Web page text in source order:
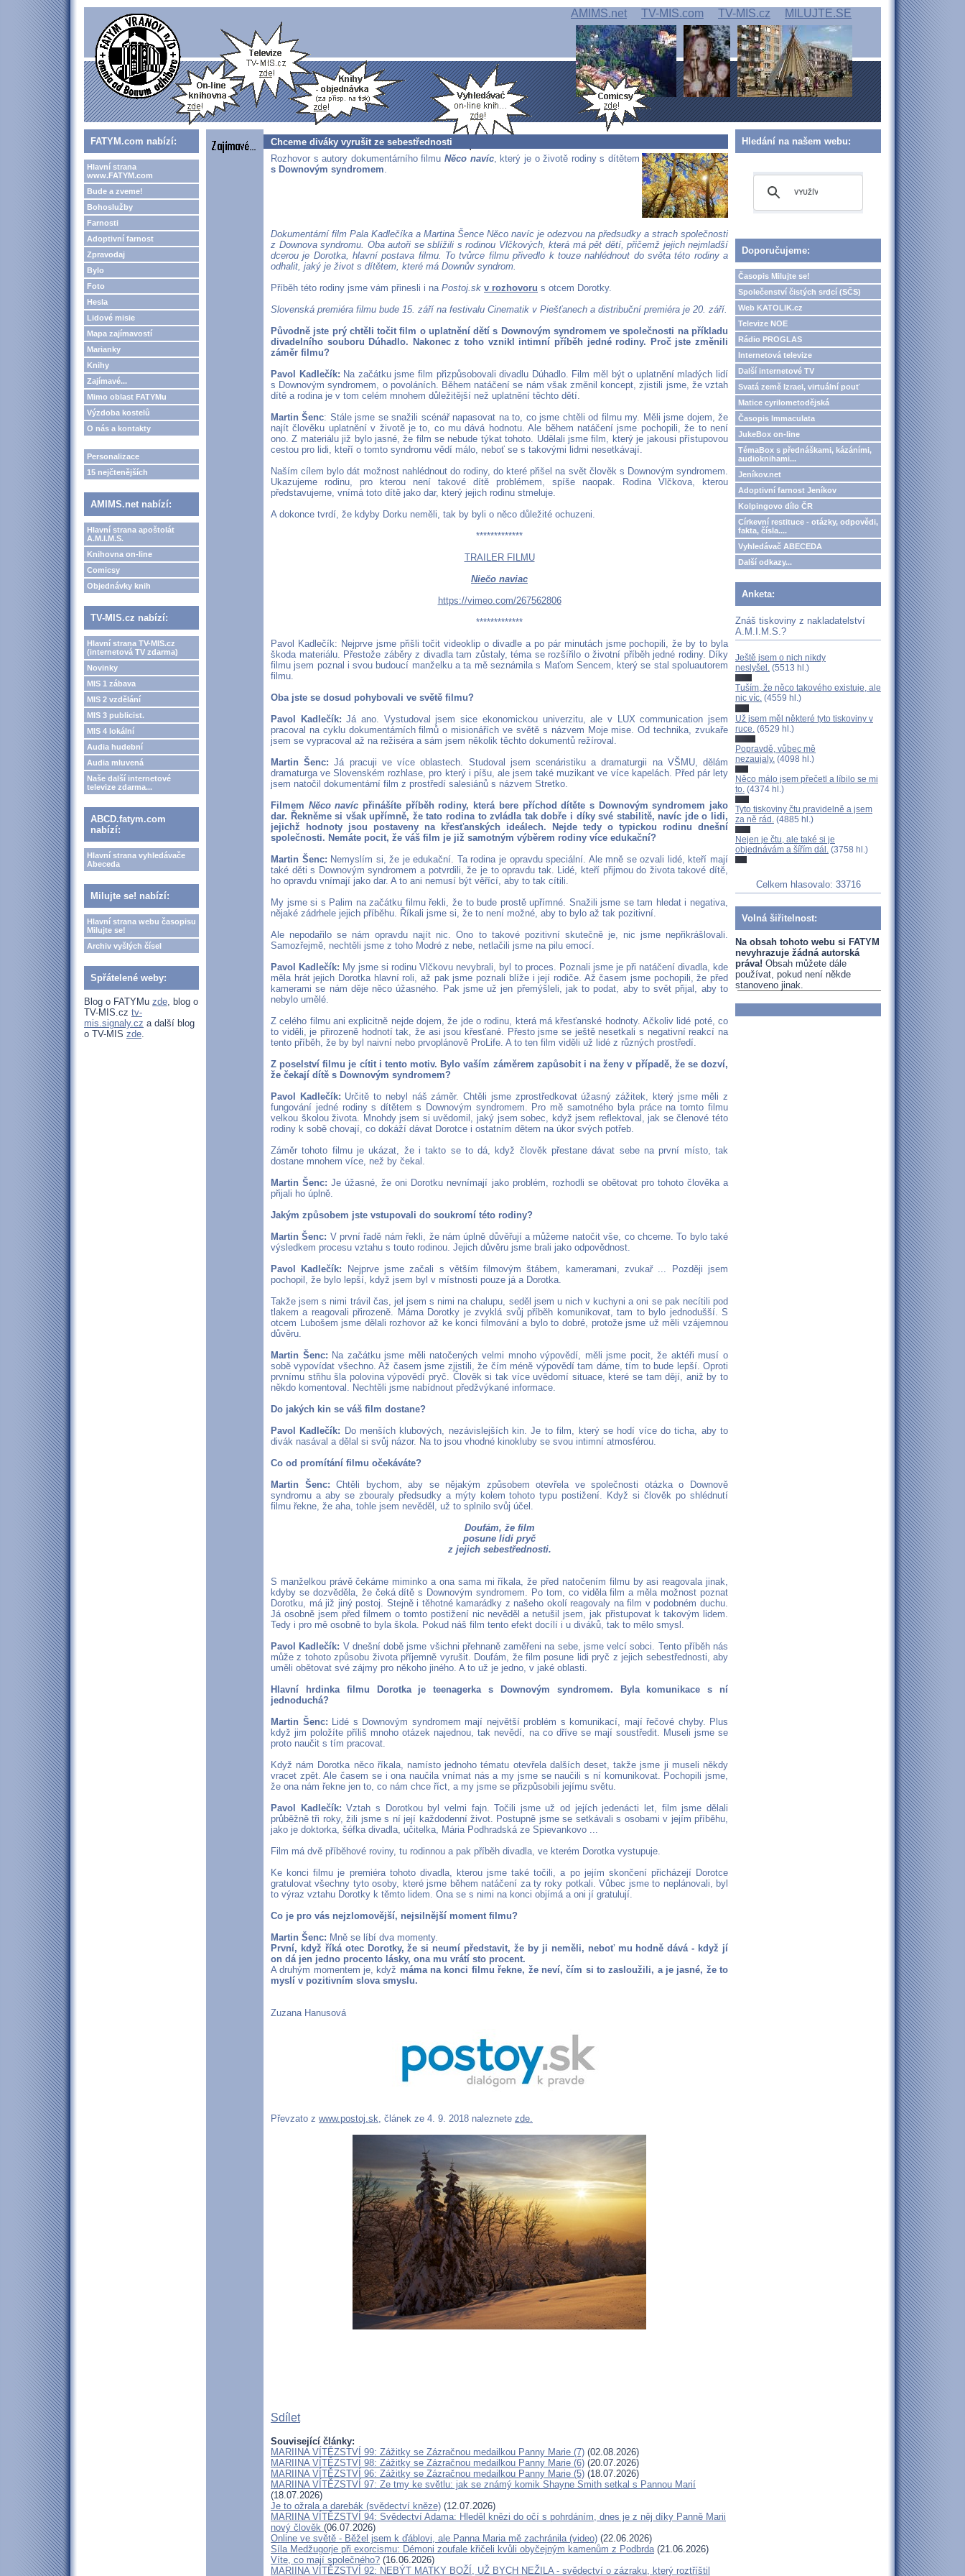
AMIMS.net TV-MIS.com TV-MIS.cz MILUJTE.SE
FATYM.com nabízí:
Hlavní strana
www.FATYM.com
Bude a zveme!
Bohoslužby
Farnosti
Adoptivní farnost
Zpravodaj
Bylo
Foto
Hesla
Lidové misie
Mapa zajímavostí
Marianky
Knihy
Zajímavé...
Mimo oblast FATYMu
Výzdoba kostelů
O nás a kontakty
Personalizace
15 nejčtenějších
AMIMS.net nabízí:
Hlavní strana apoštolát
A.M.I.M.S.
Knihovna on-line
Comicsy
Objednávky knih
TV-MIS.cz nabízí:
Hlavní strana TV-MIS.cz
(internetová TV zdarma)
Novinky
MIS 1 zábava
MIS 2 vzdělání
MIS 3 publicist.
MIS 4 lokální
Audia hudební
Audia mluvená
Naše další internetové
televize zdarma...
ABCD.fatym.com
nabízí:
Hlavní strana vyhledávače
Abeceda
Milujte se! nabízí:
Hlavní strana webu časopisu
Milujte se!
Archiv vyšlých čísel
Spřátelené weby:
Blog o FATYMu zde, blog o
TV-MIS.cz tv-
mis.signaly.cz a další blog
o TV-MIS zde.
Chceme diváky vyrušit ze sebestřednosti
Rozhovor s autory dokumentárního filmuNěco navíc, který je o životě rodiny s dítětem
s Downovým syndromem.
Dokumentární film Pala Kadlečíka a Martina Šence Něco navíc je odezvou na předsudky a strach společnosti
z Downova syndromu. Oba autoři se sblížili s rodinou Vlčkových, která má pět dětí, přičemž jejich nejmladší
dcerou je Dorotka, hlavní postava filmu. To tvůrce filmu přivedlo k touze nahlédnout do světa této rodiny a
odhalit, jaký je život s dítětem, které má Downův syndrom.
Příběh této rodiny jsme vám přinesli i na Postoj.sk v rozhovoru s otcem Dorotky.
Slovenská premiéra filmu bude 15. září na festivalu Cinematik v Piešťanech a distribuční premiéra je 20. září.
Původně jste prý chtěli točit film o uplatnění dětí s Downovým syndromem ve společnosti na příkladu
divadelního souboru Dúhadlo. Nakonec z toho vznikl intimní příběh jedné rodiny. Proč jste změnili
záměr filmu?
Pavol Kadlečík: Na začátku jsme film přizpůsobovali divadlu Dúhadlo. Film měl být o uplatnění mladých lidí
s Downovým syndromem, o povoláních. Během natáčení se nám však změnil koncept, zjistili jsme, že vztah
dítě a rodina je v tom celém mnohem důležitější než uplatnění těchto dětí.
Martin Šenc: Stále jsme se snažili scénář napasovat na to, co jsme chtěli od filmu my. Měli jsme dojem, že
najít člověku uplatnění v životě je to, co mu dává hodnotu. Ale během natáčení jsme pochopili, že to není
ono. Z materiálu již bylo jasné, že film se nebude týkat tohoto. Udělali jsme film, který je jakousi přístupovou
cestou pro lidi, kteří o tomto syndromu vědí málo, neboť se s takovými lidmi nesetkávají.
Naším cílem bylo dát možnost nahlédnout do rodiny, do které přišel na svět člověk s Downovým syndromem.
Ukazujeme rodinu, pro kterou není takové dítě problémem, spíše naopak. Rodina Vlčkova, kterou
představujeme, vnímá toto dítě jako dar, který jejich rodinu stmeluje.
A dokonce tvrdí, že kdyby Dorku neměli, tak by byli o něco důležité ochuzeni.
*************
TRAILER FILMU
Niečo naviac
https://vimeo.com/267562806
*************
Pavol Kadlečík: Nejprve jsme přišli točit videoklip o divadle a po pár minutách jsme pochopili, že by to byla
škoda materiálu. Přestože záběry z divadla tam zůstaly, téma se rozšířilo o životní příběh jedné rodiny. Díky
filmu jsem poznal i svou budoucí manželku a ta mě seznámila s Maťom Sencem, který se stal spoluautorem
filmu.
Oba jste se dosud pohybovali ve světě filmu?
Pavol Kadlečík: Já ano. Vystudoval jsem sice ekonomickou univerzitu, ale v LUX communication jsem
pracoval na cyklu dokumentárních filmů o misionářích ve světě s názvem Moje mise. Od technika, zvukaře
jsem se vypracoval až na režiséra a sám jsem několik těchto dokumentů režíroval.
Martin Šenc: Já pracuji ve více oblastech. Studoval jsem scenáristiku a dramaturgii na VŠMU, dělám
dramaturga ve Slovenském rozhlase, pro který i píšu, ale jsem také muzikant ve více kapelách. Před pár lety
jsem natočil dokumentární film z prostředí salesiánů s názvem Stretko.
Filmem Něco navíc přinášíte příběh rodiny, která bere příchod dítěte s Downovým syndromem jako
dar. Řekněme si však upřímně, že tato rodina to zvládla tak dobře i díky své stabilitě, navíc jde o lidi,
jejichž hodnoty jsou postaveny na křesťanských ideálech. Nejde tedy o typickou rodinu dnešní
společnosti. Nemáte pocit, že váš film je již samotným výběrem rodiny více edukační?
Martin Šenc: Nemyslím si, že je edukační. Ta rodina je opravdu speciální. Ale mně se ozvali lidé, kteří mají
také děti s Downovým syndromem a potvrdili, že je to opravdu tak. Lidé, kteří přijmou do života takové dítě,
ho opravdu vnímají jako dar. A to ani nemusí být věřící, aby to tak cítili.
My jsme si s Palim na začátku filmu řekli, že to bude prostě upřímné. Snažili jsme se tam hledat i negativa,
nějaké zádrhele jejich příběhu. Říkali jsme si, že to není možné, aby to bylo až tak pozitivní.
Ale nepodařilo se nám opravdu najít nic. Ono to takové pozitivní skutečně je, nic jsme nepřikrášlovali.
Samozřejmě, nechtěli jsme z toho Modré z nebe, netlačili jsme na pilu emocí.
Pavol Kadlečík: My jsme si rodinu Vlčkovu nevybrali, byl to proces. Poznali jsme je při natáčení divadla, kde
měla hrát jejich Dorotka hlavní roli, až pak jsme poznali blíže i její rodiče. Až časem jsme pochopili, že před
kamerami se nám děje něco úžasného. Pak jsme už jen přemýšleli, jak to podat, aby to svět přijal, aby to
nebylo umělé.
Z celého filmu ani explicitně nejde dojem, že jde o rodinu, která má křesťanské hodnoty. Ačkoliv lidé poté, co
to viděli, je přirozeně hodnotí tak, že asi jsou křesťané. Přesto jsme se ještě nesetkali s negativní reakcí na
tento příběh, že by byl naivní nebo prvoplánově ProLife. A to ten film viděli už lidé z různých prostředí.
Z poselství filmu je cítit i tento motiv. Bylo vaším záměrem zapůsobit i na ženy v případě, že se dozví,
že čekají dítě s Downovým syndromem?
Pavol Kadlečík: Určitě to nebyl náš záměr. Chtěli jsme zprostředkovat úžasný zážitek, který jsme měli z
fungování jedné rodiny s dítětem s Downovým syndromem. Pro mě samotného byla práce na tomto filmu
velkou školou života. Mnohdy jsem si uvědomil, jaký jsem sobec, když jsem reflektoval, jak se členové této
rodiny k sobě chovají, co dokáží dávat Dorotce i ostatním dětem na úkor svých potřeb.
Záměr tohoto filmu je ukázat, že i takto se to dá, když člověk přestane dávat sebe na první místo, tak
dostane mnohem více, než by čekal.
Martin Šenc: Je úžasné, že oni Dorotku nevnímají jako problém, rozhodli se obětovat pro tohoto člověka a
přijali ho úplně.
Jakým způsobem jste vstupovali do soukromí této rodiny?
Martin Šenc: V první řadě nám řekli, že nám úplně důvěřují a můžeme natočit vše, co chceme. To bylo také
výsledkem procesu vztahu s touto rodinou. Jejich důvěru jsme brali jako odpovědnost.
Pavol Kadlečík: Nejprve jsme začali s větším filmovým štábem, kameramani, zvukař ... Později jsem
pochopil, že bylo lepší, když jsem byl v místnosti pouze já a Dorotka.
Takže jsem s nimi trávil čas, jel jsem s nimi na chalupu, seděl jsem u nich v kuchyni a oni se pak necítili pod
tlakem a reagovali přirozeně. Máma Dorotky je zvyklá svůj příběh komunikovat, tam to bylo jednodušší. S
otcem Lubošem jsme dělali rozhovor až ke konci filmování a bylo to dobré, protože jsme už měli vzájemnou
důvěru.
Martin Šenc: Na začátku jsme měli natočených velmi mnoho výpovědí, měli jsme pocit, že aktéři musí o
sobě vypovídat všechno. Až časem jsme zjistili, že čím méně výpovědí tam dáme, tím to bude lepší. Oproti
prvnímu střihu šla polovina výpovědí pryč. Člověk si tak více uvědomí situace, které se tam dějí, aniž by to
někdo komentoval. Nechtěli jsme nabídnout předžvýkané informace.
Do jakých kin se váš film dostane?
Pavol Kadlečík: Do menších klubových, nezávislejších kin. Je to film, který se hodí více do ticha, aby to
divák nasával a dělal si svůj názor. Na to jsou vhodné kinokluby se svou intimní atmosférou.
Co od promítání filmu očekáváte?
Martin Šenc: Chtěli bychom, aby se nějakým způsobem otevřela ve společnosti otázka o Downově
syndromu a aby se zbouraly předsudky a mýty kolem tohoto typu postižení. Když si člověk po shlédnutí
filmu řekne, že aha, tohle jsem nevěděl, už to splnilo svůj účel.
Doufám, že film
posune lidi pryč
z jejich sebestřednosti.
S manželkou právě čekáme miminko a ona sama mi říkala, že před natočením filmu by asi reagovala jinak,
kdyby se dozvěděla, že čeká dítě s Downovým syndromem. Po tom, co viděla film a měla možnost poznat
Dorotku, má již jiný postoj. Stejně i těhotné kamarádky z našeho okolí reagovaly na film v podobném duchu.
Já osobně jsem před filmem o tomto postižení nic nevěděl a netušil jsem, jak přistupovat k takovým lidem.
Tedy i pro mě osobně to byla škola. Pokud náš film tento efekt docílí i u diváků, tak to mělo smysl.
Pavol Kadlečík: V dnešní době jsme všichni přehnaně zaměřeni na sebe, jsme velcí sobci. Tento příběh nás
může z tohoto způsobu života příjemně vyrušit. Doufám, že film posune lidi pryč z jejich sebestřednosti, aby
uměli obětovat své zájmy pro někoho jiného. A to už je jedno, v jaké oblasti.
Hlavní hrdinka filmu Dorotka je teenagerka s Downovým syndromem. Byla komunikace s ní
jednoduchá?
Martin Šenc: Lidé s Downovým syndromem mají největší problém s komunikací, mají řečové chyby. Plus
když jim položíte příliš mnoho otázek najednou, tak nevědí, na co dříve se mají soustředit. Museli jsme se
proto naučit s tím pracovat.
Když nám Dorotka něco říkala, namísto jednoho tématu otevřela dalších deset, takže jsme ji museli někdy
vracet zpět. Ale časem se i ona naučila vnímat nás a my jsme se naučili s ní komunikovat. Pochopili jsme,
že ona nám řekne jen to, co nám chce říct, a my jsme se přizpůsobili jejímu světu.
Pavol Kadlečík: Vztah s Dorotkou byl velmi fajn. Točili jsme už od jejích jedenácti let, film jsme dělali
průběžně tři roky, žili jsme s ní její každodenní život. Postupně jsme se setkávali s osobami v jejím příběhu,
jako je doktorka, šéfka divadla, učitelka, Mária Podhradská ze Spievankovo ...
Film má dvě příběhové roviny, tu rodinnou a pak příběh divadla, ve kterém Dorotka vystupuje.
Ke konci filmu je premiéra tohoto divadla, kterou jsme také točili, a po jejím skončení přicházejí Dorotce
gratulovat všechny tyto osoby, které jsme během natáčení za ty roky potkali. Vůbec jsme to neplánovali, byl
to výraz vztahu Dorotky k těmto lidem. Ona se s nimi na konci objímá a oni jí gratulují.
Co je pro vás nejzlomovější, nejsilnější moment filmu?
Martin Šenc: Mně se líbí dva momenty.
První, když říká otec Dorotky, že si neumí představit, že by ji neměli, neboť mu hodně dává - když jí
on dá jen jedno procento lásky, ona mu vrátí sto procent.
A druhým momentem je, když máma na konci filmu řekne, že neví, čím si to zasloužili, a je jasné, že to
myslí v pozitivním slova smyslu.
Zuzana Hanusová
Převzato z www.postoj.sk, článek ze 4. 9. 2018 naleznete zde.
Sdílet
Související články:
MARIINA VÍTĚZSTVÍ 99: Zážitky se Zázračnou medailkou Panny Marie (7) (02.08.2026)
MARIINA VÍTĚZSTVÍ 98: Zážitky se Zázračnou medailkou Panny Marie (6) (20.07.2026)
MARIINA VÍTĚZSTVÍ 96: Zážitky se Zázračnou medailkou Panny Marie (5) (18.07.2026)
MARIINA VÍTĚZSTVÍ 97: Ze tmy ke světlu: jak se známý komik Shayne Smith setkal s Pannou Marií
(18.07.2026)
Je to ožrala a darebák (svědectví kněze) (12.07.2026)
MARIINA VÍTĚZSTVÍ 94: Svědectví Adama: Hleděl knězi do očí s pohrdáním, dnes je z něj díky Panně Marii
nový člověk (06.07.2026)
Online ve světě - Běžel jsem k ďáblovi, ale Panna Maria mě zachránila (video) (22.06.2026)
Síla Medžugorje při exorcismu: Démoni zoufale křičeli kvůli obyčejným kamenům z Podbrda(21.06.2026)
Víte, co mají společného? (16.06.2026)
MARIINA VÍTĚZSTVÍ 92: NEBÝT MATKY BOŽÍ, UŽ BYCH NEŽILA - svědectví o zázraku, který roztříštil
Hledání na našem webu:
Doporučujeme:
Časopis Milujte se!
Společenství čistých srdcí (SČS)
Web KATOLIK.cz
Televize NOE
Rádio PROGLAS
Internetová televize
Další internetové TV
Svatá země Izrael, virtuální pouť
Matice cyrilometodějská
Časopis Immaculata
JukeBox on-line
TémaBox s přednáškami, kázáními,
audioknihami...
Jeníkov.net
Adoptivní farnost Jeníkov
Kolpingovo dílo ČR
Církevní restituce - otázky, odpovědi,
fakta, čísla....
Vyhledávač ABECEDA
Další odkazy...
Anketa:
Znáš tiskoviny z nakladatelství
A.M.I.M.S.?
Ještě jsem o nich nikdy
neslyšel. (5513 hl.)
Tuším, že něco takového existuje, ale
nic víc. (4559 hl.)
Už jsem měl některé tyto tiskoviny v
ruce. (6529 hl.)
Popravdě, vůbec mě
nezaujaly. (4098 hl.)
Něco málo jsem přečetl a líbilo se mi
to. (4374 hl.)
Tyto tiskoviny čtu pravidelně a jsem
za ně rád. (4885 hl.)
Nejen je čtu, ale také si je
objednávám a šířím dál. (3758 hl.)
Celkem hlasovalo: 33716
Volná šiřitelnost:
Na obsah tohoto webu si FATYM
nevyhrazuje žádná autorská
práva! Obsah můžete dále
používat, pokud není někde
stanoveno jinak.